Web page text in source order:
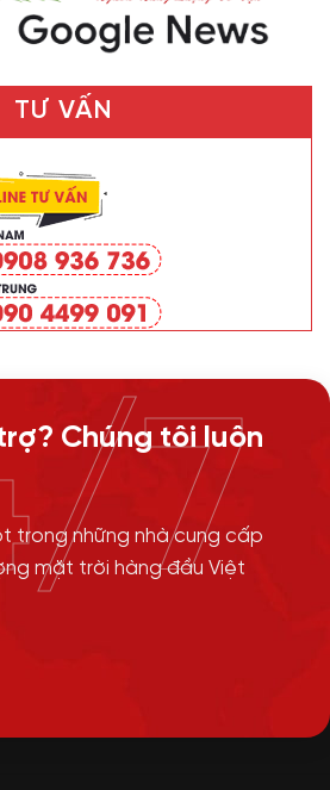
TƯ VẤN
Chúng tôi luôn
trong những nhà cung cấp
mặt trời hàng đầu Việt
7